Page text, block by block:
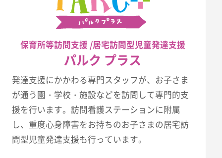
保育所等訪問支援 /居宅訪問型児童発達支援
パルク プラス
発達支援にかかわる専門スタッフが、お子さま
が通う園・学校・施設などを訪問して専門的支
援を行います。訪問看護ステーションに附属
し、重度心身障害をお持ちのお子さまの居宅訪
問型児童発達支援も行っています。